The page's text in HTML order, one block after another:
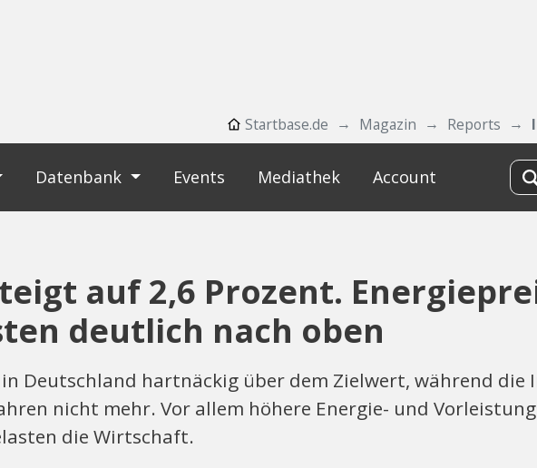
Startbase.de Magazin Reports
Datenbank Events Mediathek Account
auf 2,6 Prozent.
deutlich nach oben
Deutschland hartnäckig über dem Zielwert, während die
nicht mehr. Vor allem höhere Energie- und
die Wirtschaft.